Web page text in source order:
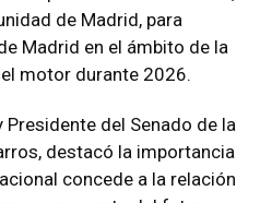
de Madrid, para
Madrid en el ámbito de la
motor durante 2026.
Presidente del Senado de la
destacó la importancia
concede a la relación